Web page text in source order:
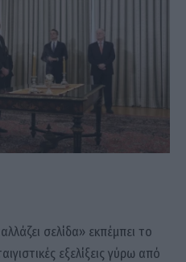
σελίδα» εκπέμπει το
εξελίξεις γύρω από